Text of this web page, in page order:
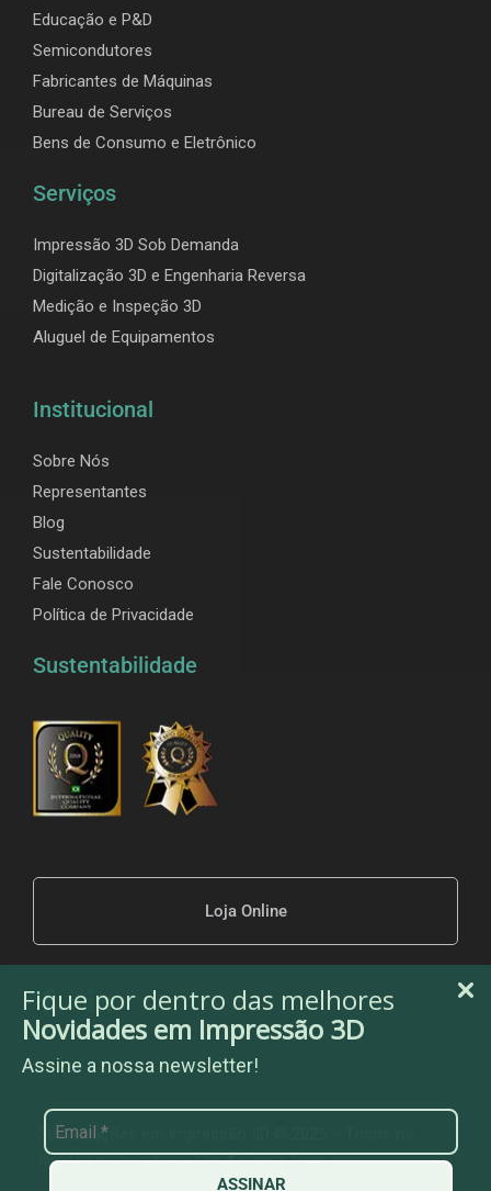
Fique por dentro das melhores
Novidades em Impressão 3D
Assine a nossa newsletter!
ASSINAR
Educação e P&D
Semicondutores
Fabricantes de Máquinas
Bureau de Serviços
Bens de Consumo e Eletrônico
Serviços
Impressão 3D Sob Demanda
Digitalização 3D e Engenharia Reversa
Medição e Inspeção 3D
Aluguel de Equipamentos
Institucional
Sobre Nós
Representantes
Blog
Sustentabilidade
Fale Conosco
Política de Privacidade
Sustentabilidade
Loja Online
3be Soluções em Impressão 3D © 2025 – Todos os
direitos reservados – PorAgência Temperim